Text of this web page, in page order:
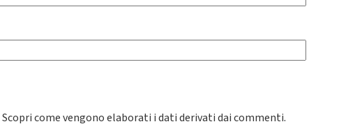
Scopri come vengono elaborati i dati derivati dai commenti.